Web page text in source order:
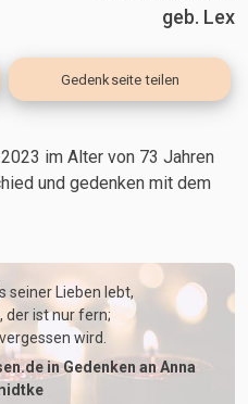
geb. Lex
Gedenkseite teilen
im Alter von 73 Jahren
und gedenken mit dem
seiner Lieben lebt,
der ist nur fern;
wird.
in Gedenken an Anna